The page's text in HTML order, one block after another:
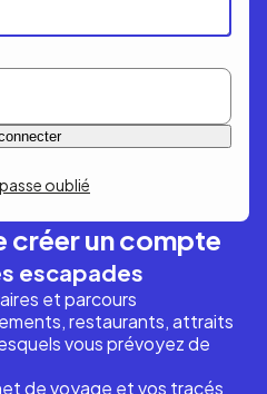
oublié
créer un compte
escapades
et parcours
restaurants, attraits
vous prévoyez de
de voyage et vos tracés